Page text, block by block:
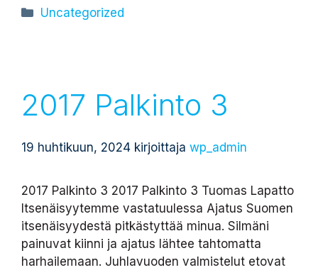
Kategoriat
Uncategorized
2017 Palkinto 3
19 huhtikuun, 2024 kirjoittaja wp_admin
2017 Palkinto 3 2017 Palkinto 3 Tuomas Lapatto
Itsenäisyytemme vastatuulessa Ajatus Suomen
itsenäisyydestä pitkästyttää minua. Silmäni
painuvat kiinni ja ajatus lähtee tahtomatta
harhailemaan. Juhlavuoden valmistelut etovat